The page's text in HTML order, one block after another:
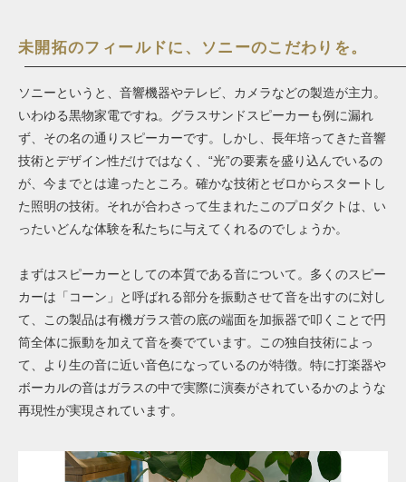
未開拓のフィールドに、ソニーのこだわりを。
ソニーというと、音響機器やテレビ、カメラなどの製造が主力。
いわゆる黒物家電ですね。グラスサンドスピーカーも例に漏れ
ず、その名の通りスピーカーです。しかし、長年培ってきた音響
技術とデザイン性だけではなく、“光”の要素を盛り込んでいるの
が、今までとは違ったところ。確かな技術とゼロからスタートし
た照明の技術。それが合わさって生まれたこのプロダクトは、い
ったいどんな体験を私たちに与えてくれるのでしょうか。
まずはスピーカーとしての本質である音について。多くのスピー
カーは「コーン」と呼ばれる部分を振動させて音を出すのに対し
て、この製品は有機ガラス菅の底の端面を加振器で叩くことで円
筒全体に振動を加えて音を奏でています。この独自技術によっ
て、より生の音に近い音色になっているのが特徴。特に打楽器や
ボーカルの音はガラスの中で実際に演奏がされているかのような
再現性が実現されています。